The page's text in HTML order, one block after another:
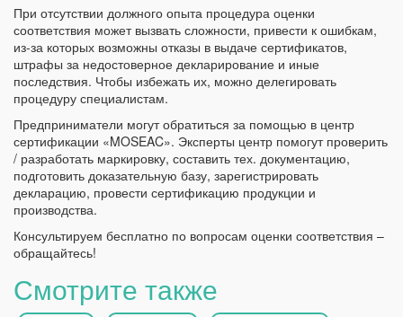
При отсутствии должного опыта процедура оценки
соответствия может вызвать сложности, привести к ошибкам,
из-за которых возможны отказы в выдаче сертификатов,
штрафы за недостоверное декларирование и иные
последствия. Чтобы избежать их, можно делегировать
процедуру специалистам.
Предприниматели могут обратиться за помощью в центр
сертификации «MOSEAC». Эксперты центр помогут проверить
/ разработать маркировку, составить тех. документацию,
подготовить доказательную базу, зарегистрировать
декларацию, провести сертификацию продукции и
производства.
Консультируем бесплатно по вопросам оценки соответствия –
обращайтесь!
Смотрите также